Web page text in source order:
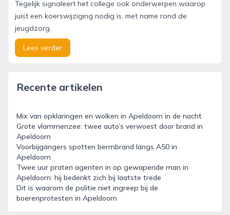
Tegelijk signaleert het college ook onderwerpen waarop
juist een koerswijziging nodig is, met name rond de
jeugdzorg.
Lees verder
Recente artikelen
Mix van opklaringen en wolken in Apeldoorn in de nacht
Grote vlammenzee: twee auto’s verwoest door brand in
Apeldoorn
Voorbijgangers spotten bermbrand langs A50 in
Apeldoorn
Twee uur praten agenten in op gewapende man in
Apeldoorn: hij bedenkt zich bij laatste trede
Dit is waarom de politie niet ingreep bij de
boerenprotesten in Apeldoorn